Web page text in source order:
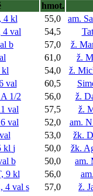
hmot.
4 kl 55,0
am.
4 val 54,5
b 57,0
ž.
61,0
ž.
kl 54,0
ž.
val 60,5
A 1/2 56,0
ž.
val 57,5
ž.
val 52,0
am.
53,0
žk.
kl j 50,0
žk.
b 50,0
am.
9 kl 56,0
4 val s 57,0
ž.